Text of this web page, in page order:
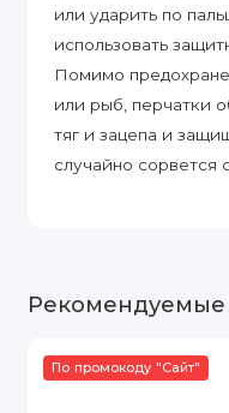
или ударить по
использовать
Помимо
или рыб, перчатки
тяг и зацепа и
случайно сорвется
Рекомендуемые
По промокоду "Сайт"